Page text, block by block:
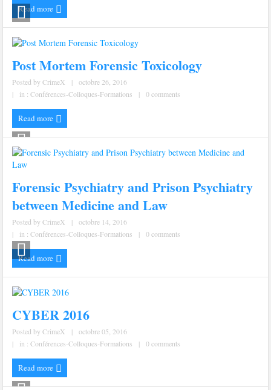
Read more
Post Mortem Forensic Toxicology
Posted byCrimeX |
octobre 26, 2016
|
in :Conférences-Colloques-Formations | 0 comments
Read more
Forensic Psychiatry and Prison Psychiatry
between Medicine and Law
Posted byCrimeX |
octobre 14, 2016
|
in :Conférences-Colloques-Formations | 0 comments
Read more
CYBER 2016
Posted byCrimeX |
octobre 05, 2016
|
in :Conférences-Colloques-Formations | 0 comments
Read more